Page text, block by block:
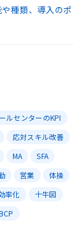
種類、導入のポ
ルセンターのKPI
応対スキル改善
MA
SFA
営業
体操
率化
十牛図